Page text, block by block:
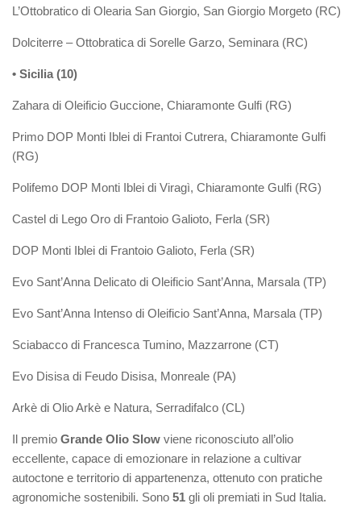
L’Ottobratico di Olearia San Giorgio, San Giorgio Morgeto (RC)
Dolciterre – Ottobratica di Sorelle Garzo, Seminara (RC)
• Sicilia (10)
Zahara di Oleificio Guccione, Chiaramonte Gulfi (RG)
Primo DOP Monti Iblei di Frantoi Cutrera, Chiaramonte Gulfi
(RG)
Polifemo DOP Monti Iblei di Viragì, Chiaramonte Gulfi (RG)
Castel di Lego Oro di Frantoio Galioto, Ferla (SR)
DOP Monti Iblei di Frantoio Galioto, Ferla (SR)
Evo Sant’Anna Delicato di Oleificio Sant’Anna, Marsala (TP)
Evo Sant’Anna Intenso di Oleificio Sant’Anna, Marsala (TP)
Sciabacco di Francesca Tumino, Mazzarrone (CT)
Evo Disisa di Feudo Disisa, Monreale (PA)
Arkè di Olio Arkè e Natura, Serradifalco (CL)
Il premio Grande Olio Slow viene riconosciuto all’olio
eccellente, capace di emozionare in relazione a cultivar
autoctone e territorio di appartenenza, ottenuto con pratiche
agronomiche sostenibili. Sono 51 gli oli premiati in Sud Italia.